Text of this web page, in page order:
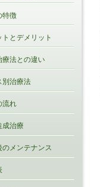
特徴
トとデメリット
療法との違い
別治療法
流れ
成治療
のメンテナンス